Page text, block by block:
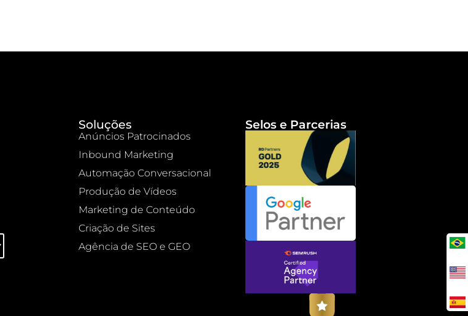
Soluções
Anúncios Patrocinados
Inbound Marketing
Automação Conversacional
Produção de Vídeos
Marketing de Conteúdo
Criação de Sites
Agência de SEO e GEO
Selos e Parcerias